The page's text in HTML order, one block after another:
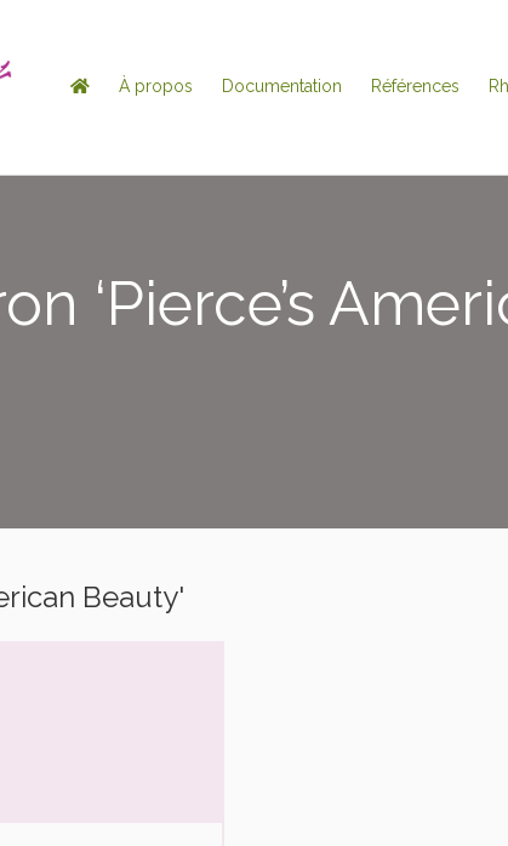
À propos Documentation Références
‘Pierce’s
Beauty'